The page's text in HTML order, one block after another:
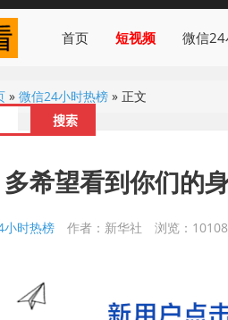
首页 短视频 微信
» 微信24小时热榜 » 正文
希望看到你们的
小时热榜 作者：新华社 浏览：